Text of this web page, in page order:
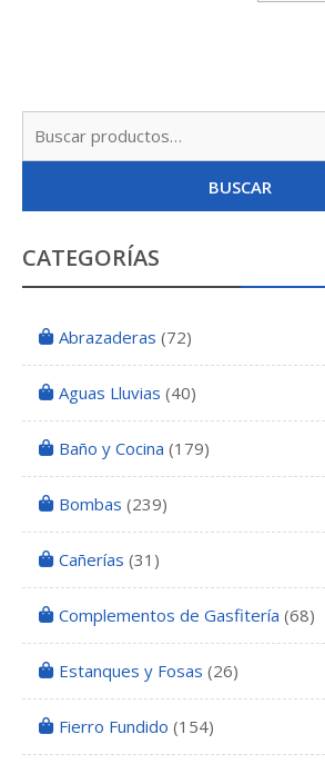
Bateria
BUSCAR
CATEGORÍAS
Abrazaderas (72)
Aguas Lluvias (40)
Baño y Cocina (179)
Bombas (239)
Cañerías (31)
Complementos de Gasfitería (68)
Estanques y Fosas (26)
Fierro Fundido (154)